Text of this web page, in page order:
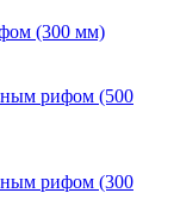
(300 мм)
рифом (500
рифом (300